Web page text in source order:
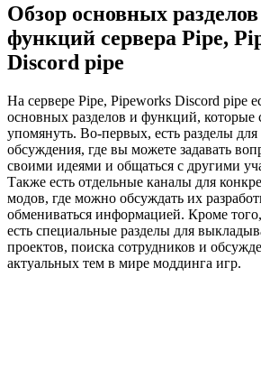
Обзор основных
функций сервера Pipe,
Discord pipe
На сервере Pipe, Pipeworks Discord pipe
основных разделов и функций, которые
упомянуть. Во-первых, есть разделы
обсуждения, где вы можете задавать
своими идеями и общаться с другими
Также есть отдельные каналы для
модов, где можно обсуждать их
обмениваться информацией. Кроме
есть специальные разделы для
проектов, поиска сотрудников и
актуальных тем в мире моддинга игр.